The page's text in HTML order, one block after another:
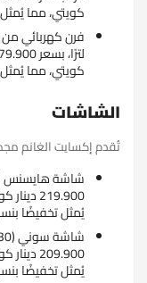
كويتي، مما يُمثل
كويتي، مما يُمثل
الشاشات
تُقدم إكسايت الغانم
يُمثل تخفيضًا بنسبة
يُمثل تخفيضًا بنسبة